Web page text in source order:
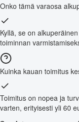
Onko tämä varaosa
Kyllä, se on
toiminnan
Kuinka kauan toimitus
Toimitus on nopea ja
varten, erityisesti yli 60